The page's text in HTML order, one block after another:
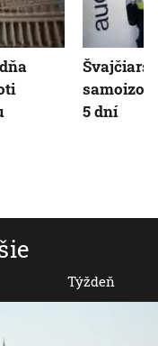
Týždeň
5 dní